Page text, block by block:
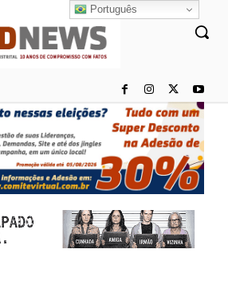
Português